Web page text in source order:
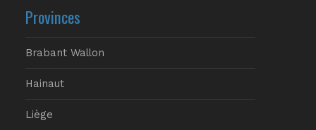
Provinces
Brabant Wallon
Hainaut
Liège